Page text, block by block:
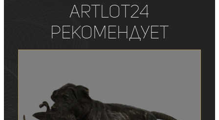
ArtLot24
рекомендует